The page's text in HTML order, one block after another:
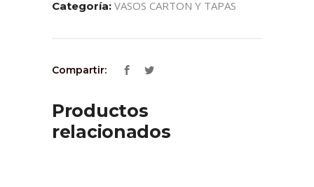
Categoría: VASOS CARTON Y TAPAS
Compartir:
Productos
relacionados